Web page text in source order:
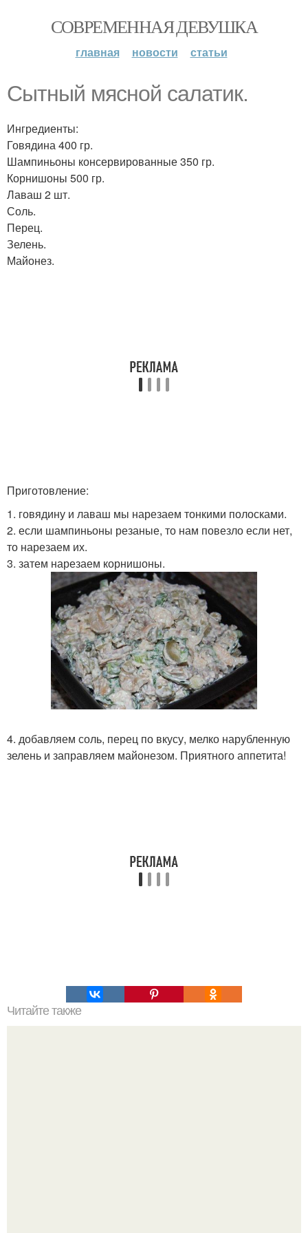
СОВРЕМЕННАЯ ДЕВУШКА
главная новости статьи
Сытный мясной салатик.
Ингредиенты:
Говядина 400 гр.
Шампиньоны консервированные 350 гр.
Корнишоны 500 гр.
Лаваш 2 шт.
Соль.
Перец.
Зелень.
Майонез.
Приготовление:
1. говядину и лаваш мы нарезаем тонкими полосками.
2. если шампиньоны резаные, то нам повезло если нет,
то нарезаем их.
3. затем нарезаем корнишоны.
4. добавляем соль, перец по вкусу, мелко нарубленную
зелень и заправляем майонезом. Приятного аппетита!
Читайте также